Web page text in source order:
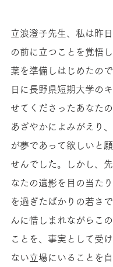
立浪澄子先生、私は昨
の前に立つことを覚悟
葉を準備しはじめたの
日に長野県短期大学の
せてくださったあなた
あざやかによみがえり
が夢であって欲しいと
せんでした。しかし、
なたの遺影を目の当た
を過ぎたばかりの若さ
んに惜しまれながらこ
ことを、事実として受
ない立場にいることを